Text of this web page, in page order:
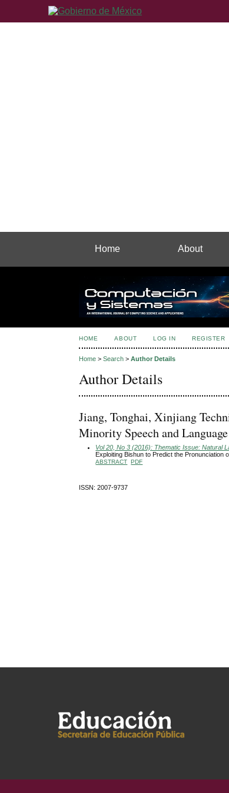
Home About
HOME ABOUT LOG IN REGISTER
Home >Search >Author Details
Author Details
Jiang, Tonghai, Xinjiang
Minority Speech and
Vol 20, No 3 (2016): Thematic Issue: Natural
Exploiting Bishun to Predict the Pronunciation
ABSTRACT PDF
ISSN: 2007-9737